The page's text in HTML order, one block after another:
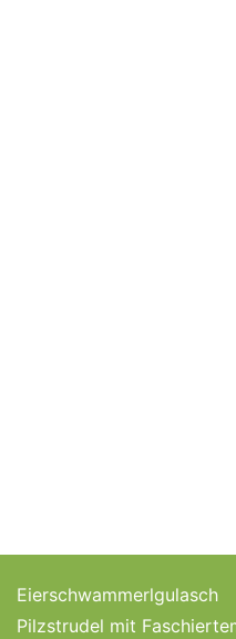
Eierschwammerlgulasch
Pilzstrudel mit